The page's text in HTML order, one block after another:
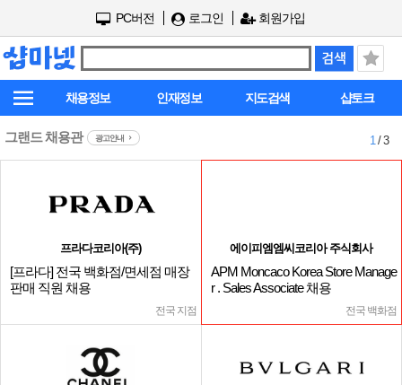
PC버전 로그인 회원가입
채용정보 인재정보 지도검색 샵토크
그랜드 채용관 광고안내 1/ 3
프라다코리아(주)
[프라다] 전국 백화점/면세점 매장
판매 직원 채용
전국 지점
에이피엠엠씨코리아 주식회사
APM Moncaco Korea Store Manage
r . Sales Associate 채용
전국 백화점